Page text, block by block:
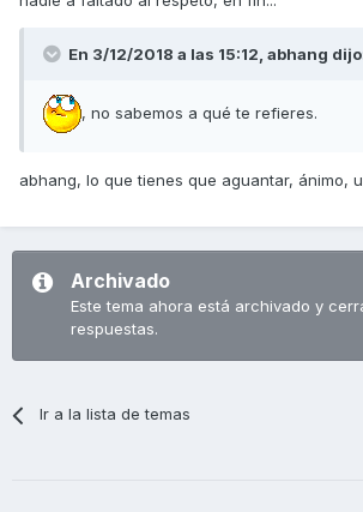
En 3/12/2018 a las 15:12, abhang
, no sabemos a qué te refieres.
abhang, lo que tienes que aguantar, ánimo,
Archivado
Este tema ahora está archivado y
respuestas.
Ir a la lista de temas